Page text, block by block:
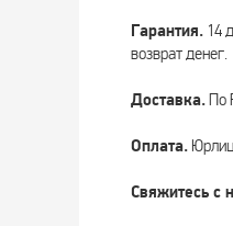
Гарантия. 14
возврат денег.
Доставка.По
Оплата.
Свяжитесь с